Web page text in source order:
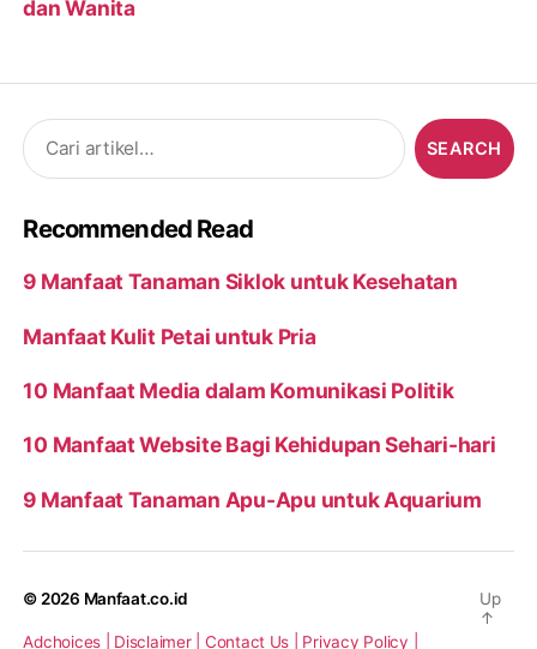
dan Wanita
Search
for:
Recommended Read
9 Manfaat Tanaman Siklok untuk Kesehatan
Manfaat Kulit Petai untuk Pria
10 Manfaat Media dalam Komunikasi Politik
10 Manfaat Website Bagi Kehidupan Sehari-hari
9 Manfaat Tanaman Apu-Apu untuk Aquarium
© 2026 Manfaat.co.id
Adchoices | Disclaimer | Contact Us | Privacy Policy |
Up
↑